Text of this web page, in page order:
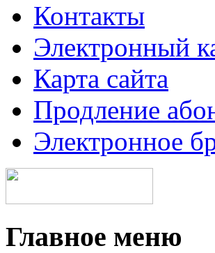
Контакты
Электронный
Карта сайта
Продление
Электронное
Главное меню